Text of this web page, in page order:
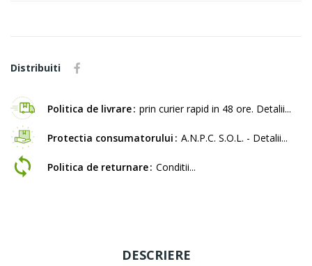
Distribuiti
Politica de livrare prin curier rapid in 48 ore. Detalii...
Protectia consumatorului A.N.P.C. S.O.L. - Detalii...
Politica de returnare Conditii...
DESCRIERE